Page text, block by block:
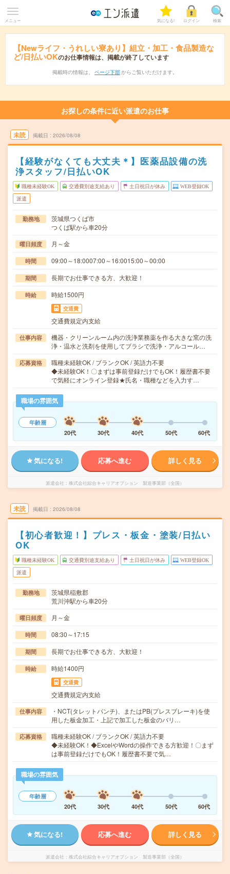
メニュー 気になる! ログイン 検索
【Newライフ・うれしい寮あり】組立・加工・食品製造な
ど/日払いOKのお仕事情報は、掲載が終了しています
掲載時の情報は、 ページ下部 からご覧いただけます。
お探しの条件に近い派遣のお仕事
未読 掲載日 2026/08/08
【経験がなくても大丈夫＊】医薬品設備の洗
浄スタッフ/日払いOK
職種未経験OK 交通費別途支給あり 土日祝日が休み WEB登録OK
派遣
勤務地
茨城県つくば市
つくば駅から車20分
曜日頻度 月～金
時間 09:00～18:0007:00～16:0015:00～00:00
期間 長期でお仕事できる方、大歓迎！
時給 時給1500円
交通費
交通費規定内支給
仕事内容
機器・クリーンルーム内の洗浄業務薬を作る大きな窯の洗
浄・温水と洗剤を使用してブラシで洗浄・アルコール…
応募資格
職種未経験OK / ブランクOK / 英語力不要
◆未経験OK！〇まずは事前登録だけでもOK！履歴書不要
で気軽にオンライン登録★氏名・職種などを入力す…
職場の雰囲気
年齢層
20代
30代 40代 50代 60代
気になる! 応募へ進む 詳しく見る
派遣会社 株式会社綜合キャリアオプション 製造事業部（全国）
未読 掲載日 2026/08/08
【初心者歓迎！】プレス・板金・塗装/日払い
OK
職種未経験OK 交通費別途支給あり 土日祝日が休み WEB登録OK
派遣
勤務地
茨城県稲敷郡
荒川沖駅から車20分
曜日頻度 月～金
時間 08:30～17:15
期間 長期でお仕事できる方、大歓迎！
時給 時給1400円
交通費
交通費規定内支給
仕事内容
・NCT(タレットパンチ)、またはPB(プレスブレーキ)を使
用した板金加工・上記で加工した板金のバリ…
応募資格
職種未経験OK / ブランクOK / 英語力不要
◆未経験OK！◆ExcelやWordの操作できる方歓迎！〇まず
は事前登録だけでもOK！履歴書不要で気…
職場の雰囲気
年齢層
20代
30代 40代 50代 60代
気になる! 応募へ進む 詳しく見る
派遣会社 株式会社綜合キャリアオプション 製造事業部（全国）